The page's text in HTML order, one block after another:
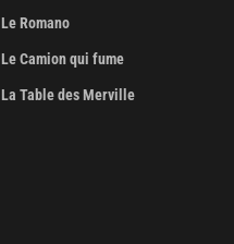
Le Romano
Le Camion qui fume
La Table des Merville